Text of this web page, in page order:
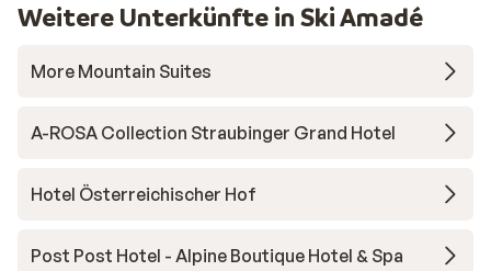
Weitere Unterkünfte in Ski Amadé
More Mountain Suites
A-ROSA Collection Straubinger Grand Hotel
Hotel Österreichischer Hof
Post Post Hotel - Alpine Boutique Hotel & Spa